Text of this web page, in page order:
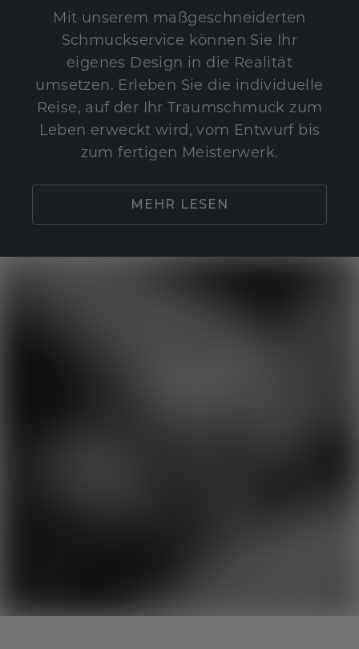
Mit unserem maßgeschneiderten
Schmuckservice können Sie Ihr
eigenes Design in die Realität
umsetzen. Erleben Sie die individuelle
Reise, auf der Ihr Traumschmuck zum
Leben erweckt wird, vom Entwurf bis
zum fertigen Meisterwerk.
MEHR LESEN